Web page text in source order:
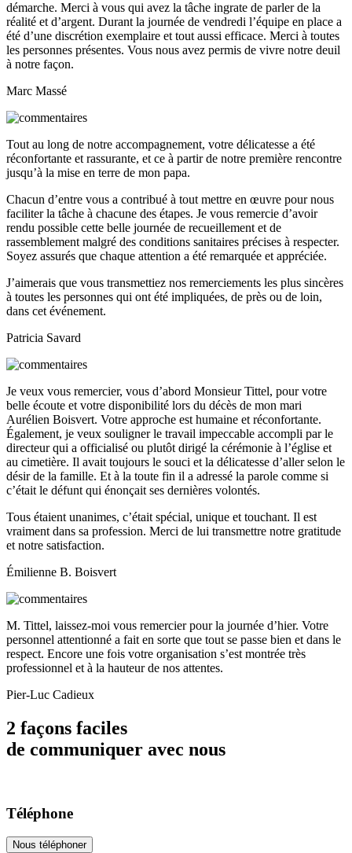
démarche. Merci à vous qui avez la tâche ingrate de parler de la
réalité et d’argent. Durant la journée de vendredi l’équipe en place a
été d’une discrétion exemplaire et tout aussi efficace. Merci à toutes
les personnes présentes. Vous nous avez permis de vivre notre deuil
à notre façon.
Marc Massé
Tout au long de notre accompagnement, votre délicatesse a été
réconfortante et rassurante, et ce à partir de notre première rencontre
jusqu’à la mise en terre de mon papa.
Chacun d’entre vous a contribué à tout mettre en œuvre pour nous
faciliter la tâche à chacune des étapes. Je vous remercie d’avoir
rendu possible cette belle journée de recueillement et de
rassemblement malgré des conditions sanitaires précises à respecter.
Soyez assurés que chaque attention a été remarquée et appréciée.
J’aimerais que vous transmettiez nos remerciements les plus sincères
à toutes les personnes qui ont été impliquées, de près ou de loin,
dans cet événement.
Patricia Savard
Je veux vous remercier, vous d’abord Monsieur Tittel, pour votre
belle écoute et votre disponibilité lors du décès de mon mari
Aurélien Boisvert. Votre approche est humaine et réconfortante.
Également, je veux souligner le travail impeccable accompli par le
directeur qui a officialisé ou plutôt dirigé la cérémonie à l’église et
au cimetière. Il avait toujours le souci et la délicatesse d’aller selon le
désir de la famille. Et à la toute fin il a adressé la parole comme si
c’était le défunt qui énonçait ses dernières volontés.
Tous étaient unanimes, c’était spécial, unique et touchant. Il est
vraiment dans sa profession. Merci de lui transmettre notre gratitude
et notre satisfaction.
Émilienne B. Boisvert
M. Tittel, laissez-moi vous remercier pour la journée d’hier. Votre
personnel attentionné a fait en sorte que tout se passe bien et dans le
respect. Encore une fois votre organisation s’est montrée très
professionnel et à la hauteur de nos attentes.
Pier-Luc Cadieux
2 façons faciles
de communiquer avec nous
Téléphone
Nous téléphoner